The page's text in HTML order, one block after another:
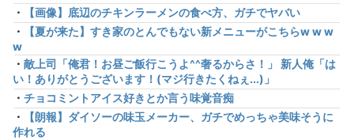
・
【画像】底辺のチキンラーメンの食べ方、ガチでヤバい
・
【夏が来た】すき家のとんでもない新メニューがこちらw w w
w
・ 敵上司「俺君！お昼ご飯行こうよ^^奢るからさ！」 新人俺「は
い！ありがとうございます！(マジ行きたくねぇ...)」
・ チョコミントアイス好きとか言う味覚音痴
・
【朗報】ダイソーの味玉メーカー、ガチでめっちゃ美味そうに
作れる